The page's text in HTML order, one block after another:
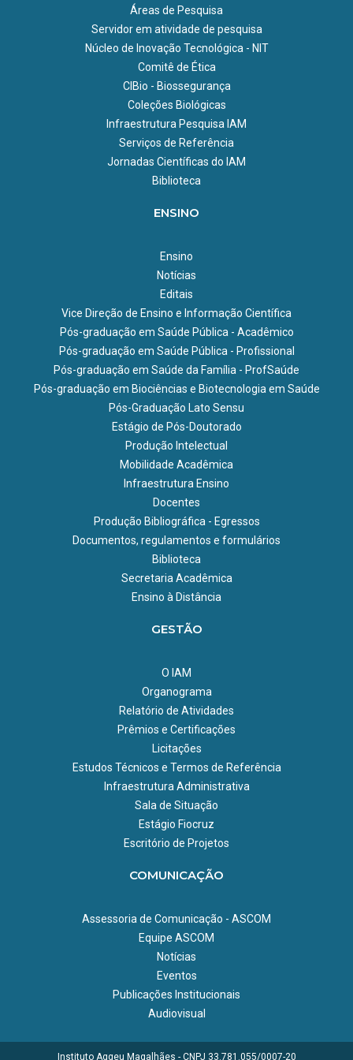
Áreas de Pesquisa
Servidor em atividade de pesquisa
Núcleo de Inovação Tecnológica - NIT
Comitê de Ética
CIBio - Biossegurança
Coleções Biológicas
Infraestrutura Pesquisa IAM
Serviços de Referência
Jornadas Científicas do IAM
Biblioteca
ENSINO
Ensino
Notícias
Editais
Vice Direção de Ensino e Informação Científica
Pós-graduação em Saúde Pública - Acadêmico
Pós-graduação em Saúde Pública - Profissional
Pós-graduação em Saúde da Família - ProfSaúde
Pós-graduação em Biociências e Biotecnologia em Saúde
Pós-Graduação Lato Sensu
Estágio de Pós-Doutorado
Produção Intelectual
Mobilidade Acadêmica
Infraestrutura Ensino
Docentes
Produção Bibliográfica - Egressos
Documentos, regulamentos e formulários
Biblioteca
Secretaria Acadêmica
Ensino à Distância
GESTÃO
O IAM
Organograma
Relatório de Atividades
Prêmios e Certificações
Licitações
Estudos Técnicos e Termos de Referência
Infraestrutura Administrativa
Sala de Situação
Estágio Fiocruz
Escritório de Projetos
COMUNICAÇÃO
Assessoria de Comunicação - ASCOM
Equipe ASCOM
Notícias
Eventos
Publicações Institucionais
Audiovisual
Instituto Aggeu Magalhães - CNPJ 33.781.055/0007-20